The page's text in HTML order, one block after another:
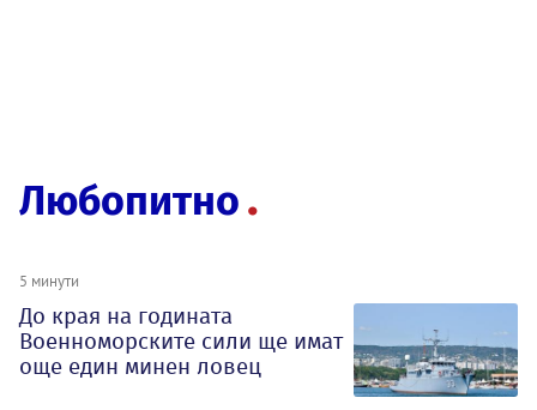
Любопитно
5 минути
До края на годината
Военноморските сили ще имат
още един минен ловец